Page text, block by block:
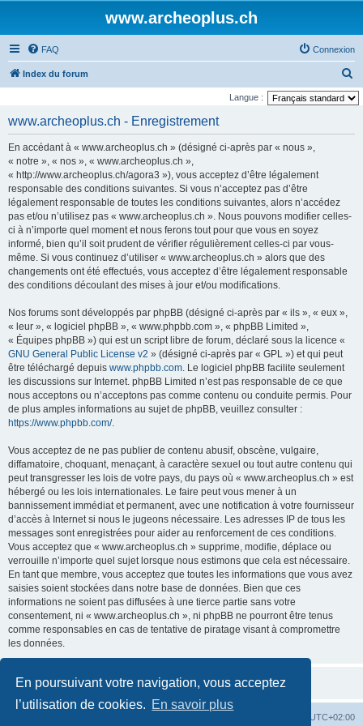
En poursuivant votre navigation, vous acceptez
l’utilisation de cookies. En savoir plus
www.archeoplus.ch
FAQ Connexion
Index du forum
e
Langue :
www.archeoplus.ch - Enregistrement
En accédant à « www.archeoplus.ch » (désigné ci-après par « nous »,
« notre », « nos », « www.archeoplus.ch »,
« http://www.archeoplus.ch/agora3 »), vous acceptez d’être légalement
responsable des conditions suivantes. Si vous n’acceptez pas d’être
légalement responsable de toutes les conditions suivantes, alors n’accédez
pas et/ou n’utilisez pas « www.archeoplus.ch ». Nous pouvons modifier celles-
ci à n’importe quel moment et nous ferons tout pour que vous en soyez
informé, bien qu’il soit prudent de vérifier régulièrement celles-ci par vous-
même. Si vous continuez d’utiliser « www.archeoplus.ch » alors que des
changements ont été effectués, vous acceptez d’être légalement responsable
des conditions découlant des mises à jour et/ou modifications.
Nos forums sont développés par phpBB (désigné ci-après par « ils », « eux »,
« leur », « logiciel phpBB », « www.phpbb.com », « phpBB Limited »,
« Équipes phpBB ») qui est un script libre de forum, déclaré sous la licence «
GNU General Public License v2 » (désigné ci-après par « GPL ») et qui peut
être téléchargé depuis www.phpbb.com. Le logiciel phpBB facilite seulement
les discussions sur Internet. phpBB Limited n’est pas responsable de ce que
nous acceptons ou n’acceptons pas comme contenu ou conduite permis. Pour
de plus amples informations au sujet de phpBB, veuillez consulter :
https://www.phpbb.com/.
Vous acceptez de ne pas publier de contenu abusif, obscène, vulgaire,
diffamatoire, choquant, menaçant, à caractère sexuel ou tout autre contenu qui
peut transgresser les lois de votre pays, du pays où « www.archeoplus.ch » est
hébergé ou les lois internationales. Le faire peut vous mener à un
bannissement immédiat et permanent, avec une notification à votre fournisseur
d’accès à Internet si nous le jugeons nécessaire. Les adresses IP de tous les
messages sont enregistrées pour aider au renforcement de ces conditions.
Vous acceptez que « www.archeoplus.ch » supprime, modifie, déplace ou
verrouille n’importe quel sujet lorsque nous estimons que cela est nécessaire.
En tant que membre, vous acceptez que toutes les informations que vous avez
saisies soient stockées dans notre base de données. Bien que ces
informations ne soient pas diffusées à une tierce partie sans votre
consentement, ni « www.archeoplus.ch », ni phpBB ne pourront être tenus
comme responsables en cas de tentative de piratage visant à compromettre
les données.
UTC+02:00